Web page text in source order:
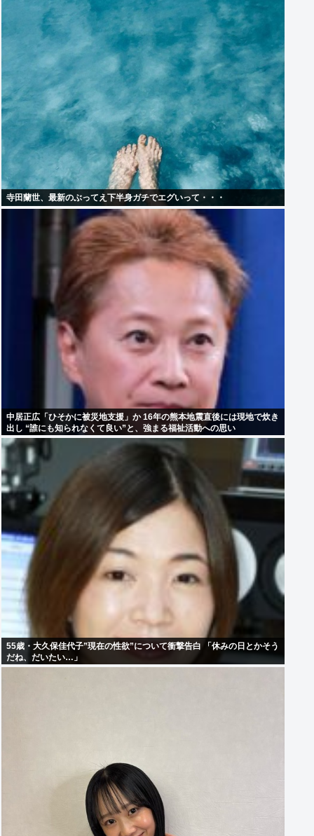
寺田蘭世、最新のぶってえ下半身ガチでエグいって・・・
中居正広「ひそかに被災地支援」か 16年の熊本地震直後には現地で炊き
出し “誰にも知られなくて良い”と、強まる福祉活動への思い
55歳・大久保佳代子”現在の性欲”について衝撃告白 「休みの日とかそう
だね、だいたい…」